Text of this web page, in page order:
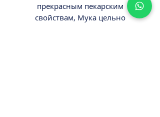
прекрасным пекарским
свойствам, Мука цельно